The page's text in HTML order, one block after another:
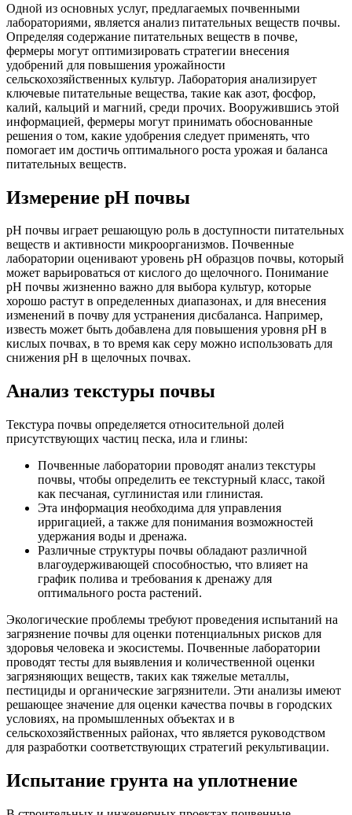
Одной из основных услуг, предлагаемых почвенными
лабораториями, является анализ питательных веществ почвы.
Определяя содержание питательных веществ в почве,
фермеры могут оптимизировать стратегии внесения
удобрений для повышения урожайности
сельскохозяйственных культур. Лаборатория анализирует
ключевые питательные вещества, такие как азот, фосфор,
калий, кальций и магний, среди прочих. Вооружившись этой
информацией, фермеры могут принимать обоснованные
решения о том, какие удобрения следует применять, что
помогает им достичь оптимального роста урожая и баланса
питательных веществ.
Измерение рН почвы
рН почвы играет решающую роль в доступности питательных
веществ и активности микроорганизмов. Почвенные
лаборатории оценивают уровень рН образцов почвы, который
может варьироваться от кислого до щелочного. Понимание
рН почвы жизненно важно для выбора культур, которые
хорошо растут в определенных диапазонах, и для внесения
изменений в почву для устранения дисбаланса. Например,
известь может быть добавлена для повышения уровня рН в
кислых почвах, в то время как серу можно использовать для
снижения рН в щелочных почвах.
Анализ текстуры почвы
Текстура почвы определяется относительной долей
присутствующих частиц песка, ила и глины:
Почвенные лаборатории проводят анализ текстуры
почвы, чтобы определить ее текстурный класс, такой
как песчаная, суглинистая или глинистая.
Эта информация необходима для управления
ирригацией, а также для понимания возможностей
удержания воды и дренажа.
Различные структуры почвы обладают различной
влагоудерживающей способностью, что влияет на
график полива и требования к дренажу для
оптимального роста растений.
Экологические проблемы требуют проведения испытаний на
загрязнение почвы для оценки потенциальных рисков для
здоровья человека и экосистемы. Почвенные лаборатории
проводят тесты для выявления и количественной оценки
загрязняющих веществ, таких как тяжелые металлы,
пестициды и органические загрязнители. Эти анализы имеют
решающее значение для оценки качества почвы в городских
условиях, на промышленных объектах и в
сельскохозяйственных районах, что является руководством
для разработки соответствующих стратегий рекультивации.
Испытание грунта на уплотнение